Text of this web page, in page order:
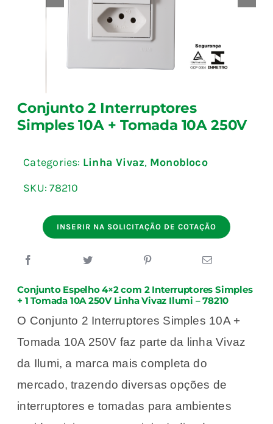
Blog
Fale Conosco
Calculadoras
Área do representante ILUMI
Conjunto 2 Interruptores
Simples 10A + Tomada 10A 250V
Categories: Linha Vivaz, Monobloco
SKU:78210
INSERIR NA SOLICITAÇÃO DE COTAÇÃO
Conjunto Espelho 4×2 com 2 Interruptores Simples
+ 1 Tomada 10A 250V Linha Vivaz Ilumi – 78210
O Conjunto 2 Interruptores Simples 10A +
Tomada 10A 250V faz parte da linha Vivaz
da Ilumi, a marca mais completa do
mercado, trazendo diversas opções de
interruptores e tomadas para ambientes